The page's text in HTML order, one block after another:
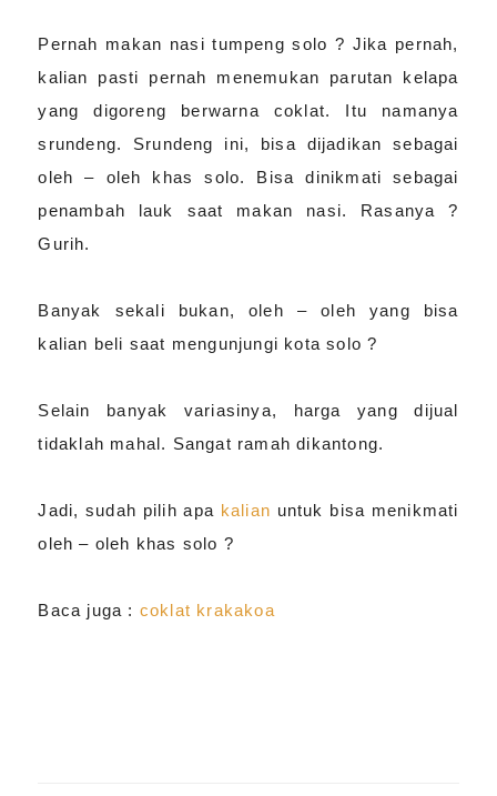
Pernah makan nasi tumpeng solo ? Jika pernah,
kalian pasti pernah menemukan parutan kelapa
yang digoreng berwarna coklat. Itu namanya
srundeng. Srundeng ini, bisa dijadikan sebagai
oleh – oleh khas solo. Bisa dinikmati sebagai
penambah lauk saat makan nasi. Rasanya ?
Gurih.
Banyak sekali bukan, oleh – oleh yang bisa
kalian beli saat mengunjungi kota solo ?
Selain banyak variasinya, harga yang dijual
tidaklah mahal. Sangat ramah dikantong.
Jadi, sudah pilih apa kalian untuk bisa menikmati
oleh – oleh khas solo ?
Baca juga : coklat krakakoa